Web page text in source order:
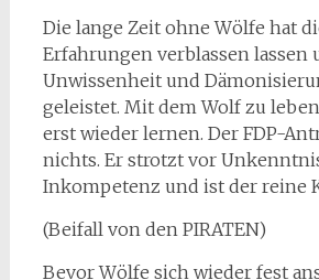
Die lange Zeit ohne Wölfe hat
Erfahrungen verblassen lassen
Unwissenheit und
geleistet. Mit dem Wolf zu
erst wieder lernen. Der FDP-
nichts. Er strotzt vor
Inkompetenz und ist der reine
(Beifall von den PIRATEN)
Bevor Wölfe sich wieder fest